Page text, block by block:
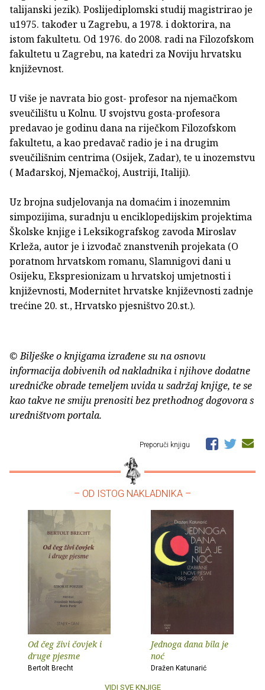
talijanski jezik). Poslijediplomski studij magistrirao je
u1975. također u Zagrebu, a 1978. i doktorira, na
istom fakultetu. Od 1976. do 2008. radi na Filozofskom
fakultetu u Zagrebu, na katedri za Noviju hrvatsku
književnost.
U više je navrata bio gost- profesor na njemačkom
sveučilištu u Kolnu. U svojstvu gosta-profesora
predavao je godinu dana na riječkom Filozofskom
fakultetu, a kao predavač radio je i na drugim
sveučilišnim centrima (Osijek, Zadar), te u inozemstvu
( Mađarskoj, Njemačkoj, Austriji, Italiji).
Uz brojna sudjelovanja na domaćim i inozemnim
simpozijima, suradnju u enciklopedijskim projektima
Školske knjige i Leksikografskog zavoda Miroslav
Krleža, autor je i izvođač znanstvenih projekata (O
poratnom hrvatskom romanu, Slamnigovi dani u
Osijeku, Ekspresionizam u hrvatskoj umjetnosti i
književnosti, Modernitet hrvatske književnosti zadnje
trećine 20. st., Hrvatsko pjesništvo 20.st.).
© Bilješke o knjigama izrađene su na osnovu
informacija dobivenih od nakladnika i njihove dodatne
uredničke obrade temeljem uvida u sadržaj knjige, te se
kao takve ne smiju prenositi bez prethodnog dogovora s
uredništvom portala.
Preporuči knjigu
– OD ISTOG NAKLADNIKA –
Od čeg živi čovjek i
druge pjesme
Bertolt Brecht
Jednoga dana bila je
noć
Dražen Katunarić
VIDI SVE KNJIGE